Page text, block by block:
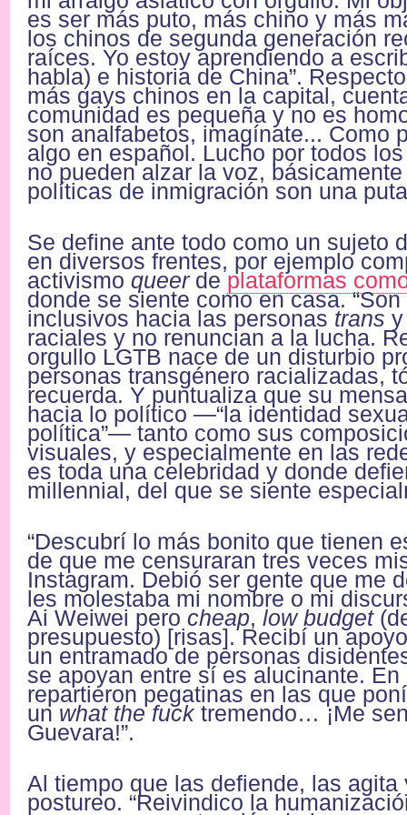
es ser más puto, más chino y más
los chinos de segunda generación
raíces. Yo estoy aprendiendo a
habla) e historia de China”.
más gays chinos en la capital,
comunidad es pequeña y no es
son analfabetos, imagínate... Como
algo en español. Lucho por todos
no pueden alzar la voz,
políticas de inmigración son una
Se define ante todo como un sujeto
en diversos frentes, por ejemplo
activismo queerdeplataformas
donde se siente como en casa.
inclusivos hacia las personas trans
raciales y no renuncian a la lucha.
orgullo LGTB nace de un disturbio
personas transgénero racializadas,
recuerda. Y puntualiza que su
hacia lo político —“la identidad
política”— tanto como sus
visuales, y especialmente en las
es toda una celebridad y donde
millennial, del que se siente
“Descubrí lo más bonito que tienen
de que me censuraran tres veces
Instagram. Debió ser gente que me
les molestaba mi nombre o mi
Ai Weiwei pero cheap, low budget
presupuesto) [risas]. Recibí un
un entramado de personas
se apoyan entre sí es alucinante.
repartieron pegatinas en las que
un what the fucktremendo… ¡Me
Guevara!”.
Al tiempo que las defiende, las agita
postureo. “Reivindico la